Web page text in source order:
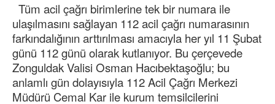
Tüm acil çağrı birimlerine tek bir numara ile
ulaşılmasını sağlayan 112 acil çağrı numarasının
farkındalığının arttırılması amacıyla her yıl 11 Şubat
günü 112 günü olarak kutlanıyor. Bu çerçevede
Zonguldak Valisi Osman Hacıbektaşoğlu; bu
anlamlı gün dolayısıyla 112 Acil Çağrı Merkezi
Müdürü Cemal Kar ile kurum temsilcilerini